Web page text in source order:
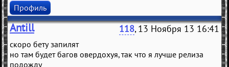
Профиль
Antill 118, 13 Ноября 13 16:41
скоро бету запилят
но там будет багов овердохуя, так что я лучше релиза
подожду